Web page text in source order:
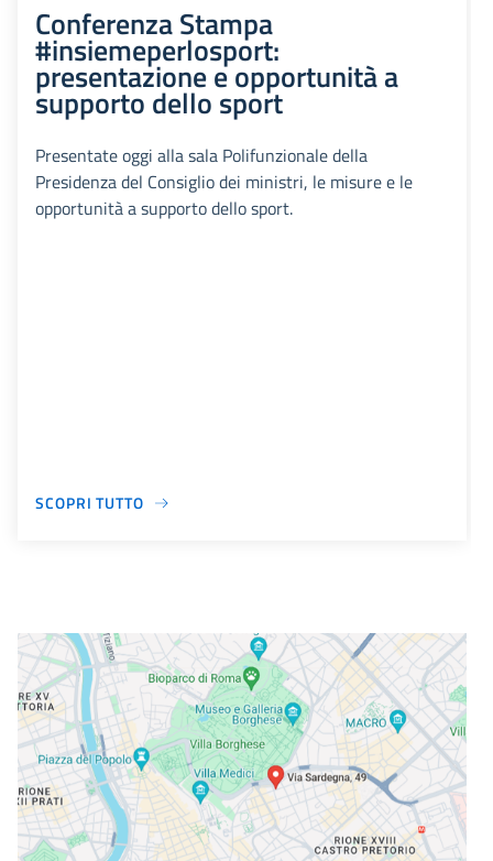
Conferenza Stampa
#insiemeperlosport:
presentazione e opportunità a
supporto dello sport
Presentate oggi alla sala Polifunzionale della
Presidenza del Consiglio dei ministri, le misure e le
opportunità a supporto dello sport.
SCOPRI TUTTO